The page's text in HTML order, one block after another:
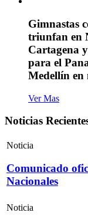
Gimnastas
triunfan en
Cartagena
para el
Medellín en
Ver Mas
Noticias
Noticia
Comunicado
Nacionales
Noticia